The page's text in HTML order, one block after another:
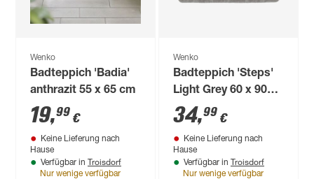
Wenko
Badteppich 'Badia'
anthrazit 55 x 65 cm
19,99 €
Keine Lieferung nach
Hause
Verfügbar in Troisdorf
Nur wenige verfügbar
Wenko
Badteppich 'Steps'
Light Grey 60 x 90
cm
34,99 €
Keine Lieferung nach
Hause
Verfügbar in Troisdorf
Nur wenige verfügbar